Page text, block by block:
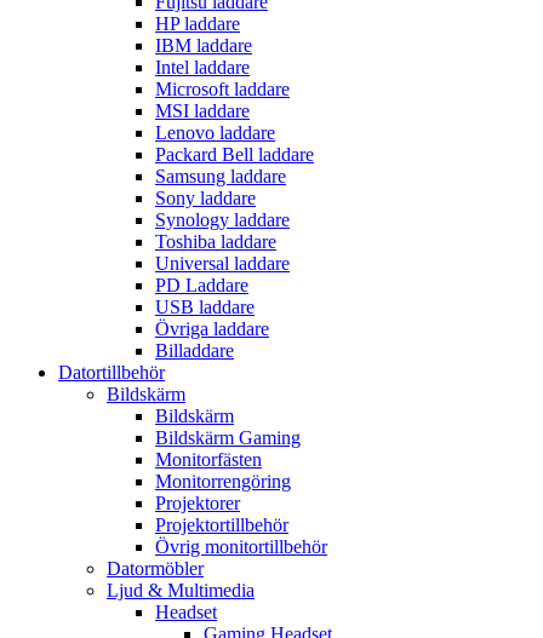
HP laddare
IBM laddare
Intel laddare
Microsoft laddare
MSI laddare
Lenovo laddare
Packard Bell laddare
Samsung laddare
Sony laddare
Synology laddare
Toshiba laddare
Universal laddare
PD Laddare
USB laddare
Övriga laddare
Billaddare
Datortillbehör
Bildskärm
Bildskärm
Bildskärm Gaming
Monitorfästen
Monitorrengöring
Projektorer
Projektortillbehör
Övrig monitortillbehör
Datormöbler
Ljud & Multimedia
Headset
Gaming Headset